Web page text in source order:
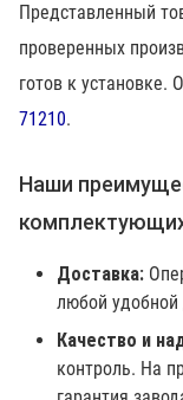
Представленный
проверенных
готов к установке.
71210.
Наши
Доставка:
любой удобной
Качество и
контроль. На